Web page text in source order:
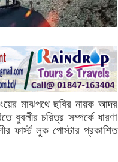
মাঝপথে ছবির নায়ক আদর
বুবলীর চরিত্র সম্পর্কে ধারণা
ফার্স্ট লুক পোস্টার প্রকাশিত